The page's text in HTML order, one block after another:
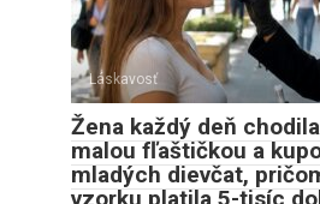
Láskavosť
Žena každý deň
malou fľaštičkou a
mladých dievčat,